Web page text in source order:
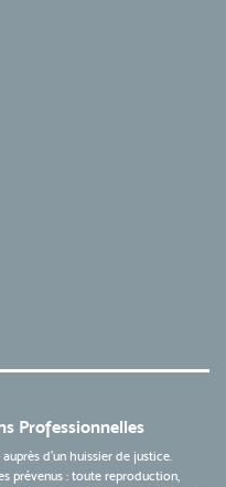
Professionnelles
d'un huissier de justice.
prévenus : toute reproduction,